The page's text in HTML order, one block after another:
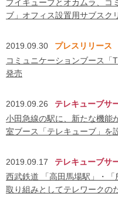
ブイキューブとオカムラ、コ
ブ」オフィス設置用サブスク
2019.09.30
プレスリリース
コミュニケーションブース「
発売
2019.09.26
テレキューブサ
小田急線の駅に、新たな機能
室ブース「テレキューブ」を
2019.09.17
テレキューブサ
西武鉄道 「高田馬場駅」・
取り組みとしてテレワークの